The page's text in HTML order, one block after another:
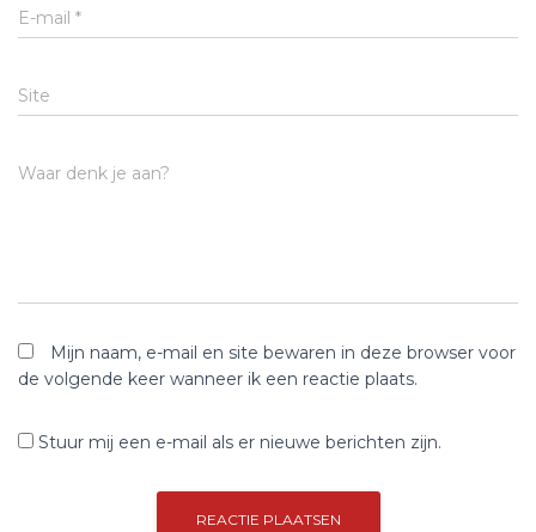
E-mail *
Site
Waar denk je aan?
Mijn naam, e-mail en site bewaren in deze browser voor
de volgende keer wanneer ik een reactie plaats.
Stuur mij een e-mail als er nieuwe berichten zijn.